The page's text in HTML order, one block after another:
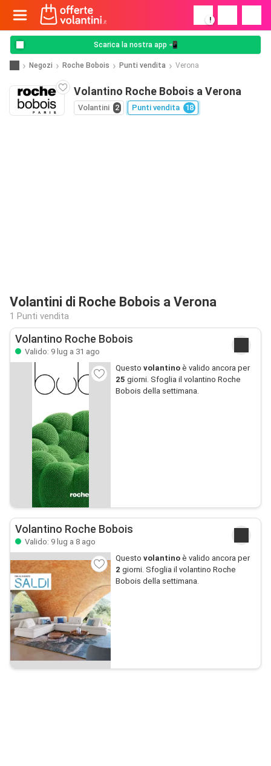
!
Scarica la nostra app 📲
Negozi Roche Bobois Punti vendita Verona
Volantino Roche Bobois a Verona
Volantini 2 Punti vendita 18
Volantini di Roche Bobois a Verona
1 Punti vendita
Volantino Roche Bobois
Valido: 9 lug a 31 ago
Questo volantinoè valido ancora per
25 giorni. Sfoglia il volantino Roche
Bobois della settimana.
Volantino Roche Bobois
Valido: 9 lug a 8 ago
Questo volantinoè valido ancora per
2 giorni. Sfoglia il volantino Roche
Bobois della settimana.